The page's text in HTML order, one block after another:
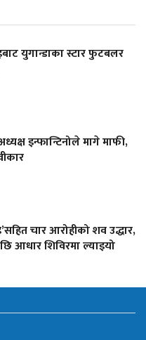
युगान्डाका स्टार फुटबलर
इन्फान्टिनोले मागे माफी,
चार आरोहीको शव उद्धार,
आधार शिविरमा ल्याइयो